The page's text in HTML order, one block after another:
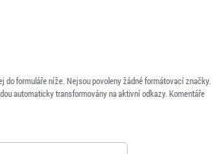
do formuláře níže. Nejsou povoleny žádné formátovací značky.
automaticky transformovány na aktivní odkazy. Komentáře